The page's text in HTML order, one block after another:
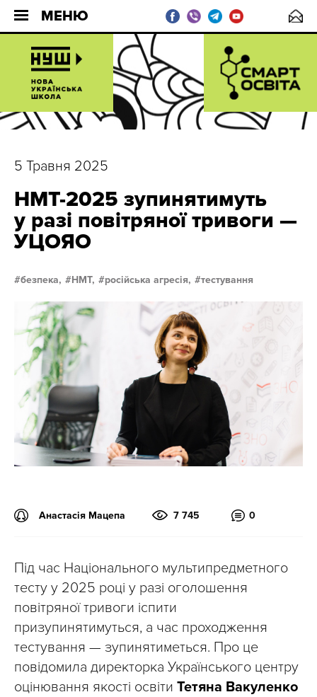
МЕНЮ
5 Травня 2025
НМТ-2025 зупинятимуть
у разі повітряної тривоги —
УЦОЯО
безпека, НМТ, російська агресія, тестування
Анастасія Мацепа 7 745 0
Під час Національного мультипредметного
тесту у 2025 році у разі оголошення
повітряної тривоги іспити
призупинятимуться, а час проходження
тестування — зупинятиметься. Про це
повідомила директорка Українського центру
оцінювання якості освіти Тетяна Вакуленко